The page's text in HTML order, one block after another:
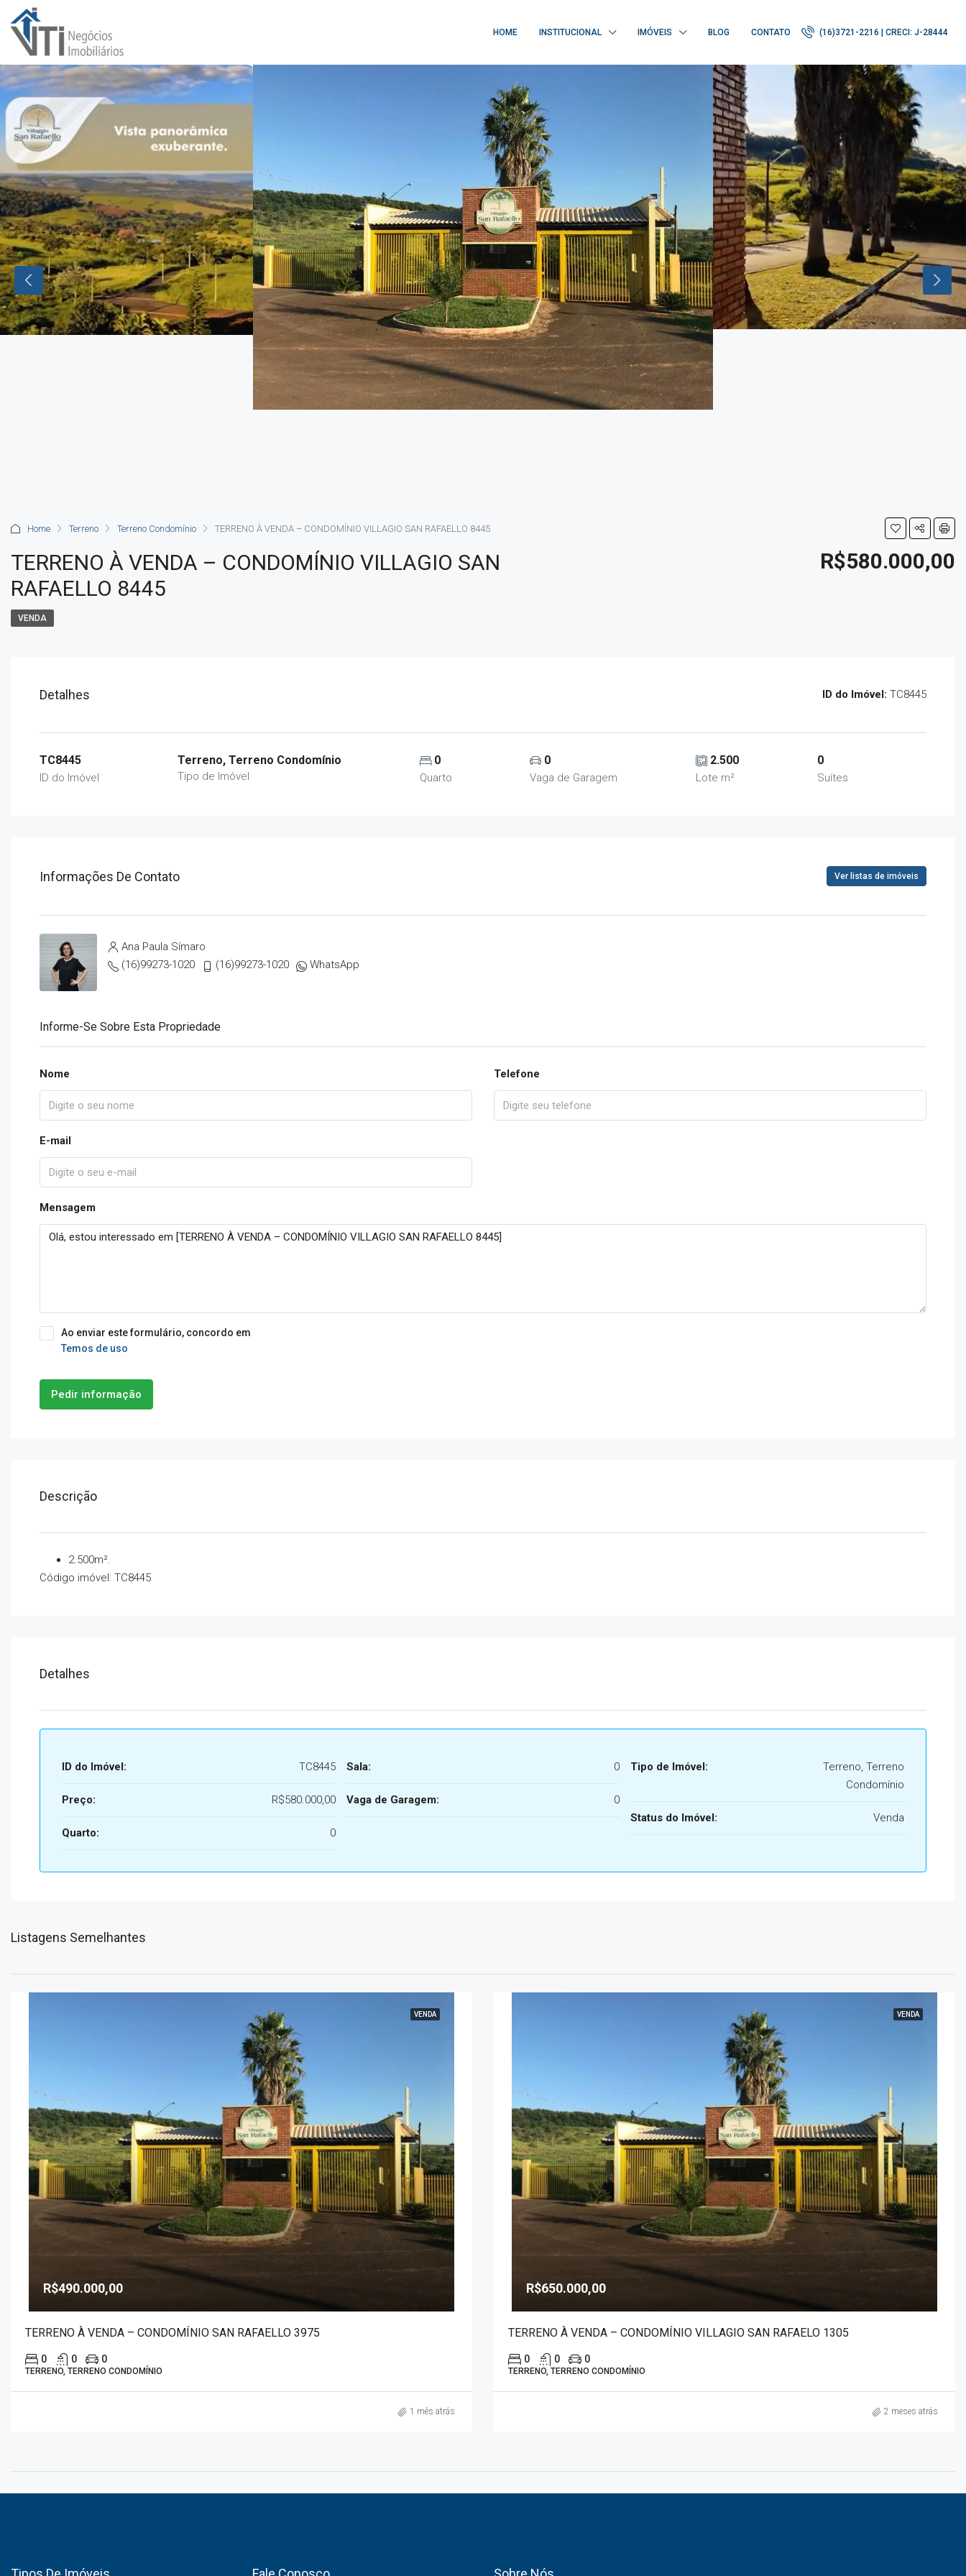
HOME INSTITUCIONAL IMÓVEIS BLOG CONTATO (16)3721-2216 | CRECI: J-28444
Home Terreno Terreno Condomínio TERRENO À VENDA – CONDOMÍNIO VILLAGIO SAN RAFAELLO 8445
TERRENO À VENDA – CONDOMÍNIO VILLAGIO SAN
RAFAELLO 8445
R$580.000,00
VENDA
Detalhes ID do Imóvel: TC8445
TC8445
ID do Imóvel
Terreno, Terreno Condomínio
Tipo de Imóvel
0
Quarto
0
Vaga de Garagem
2.500
Lote m²
0
Suítes
Informações De Contato Ver listas de imóveis
Ana Paula Símaro
(16)99273-1020
(16)99273-1020 WhatsApp
Informe-Se Sobre Esta Propriedade
Nome Telefone
E-mail
Mensagem
Ao enviar este formulário, concordo em
Temos de uso
Pedir informação
Descrição
2.500m².
Código imóvel: TC8445
Detalhes
ID do Imóvel: TC8445
Preço: R$580.000,00
Quarto: 0
Sala: 0
Vaga de Garagem: 0
Tipo de Imóvel:
Terreno, Terreno
Condomínio
Status do Imóvel: Venda
Listagens Semelhantes
VENDA
R$490.000,00
TERRENO À VENDA – CONDOMÍNIO SAN RAFAELLO 3975
0 0 0
TERRENO, TERRENO CONDOMÍNIO
1 mês atrás
VENDA
R$650.000,00
TERRENO À VENDA – CONDOMÍNIO VILLAGIO SAN RAFAELO 1305
0 0 0
TERRENO, TERRENO CONDOMÍNIO
2 meses atrás